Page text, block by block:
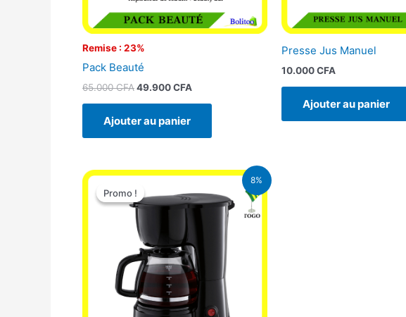
Remise : 23%
Pack Beauté
65.000CFA49.900CFA
Ajouter au panier
Presse Jus Manuel
10.000CFA
Ajouter au panier
8%
Promo !
Promo !
Le
initial
était :
25.000 CFA.
Le
actuel
est :
23.000 CFA.